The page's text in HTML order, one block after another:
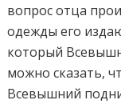
вопрос отца
одежды его
который
можно сказать,
Всевышний